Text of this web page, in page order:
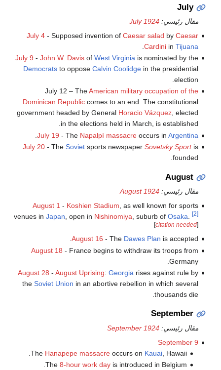
July
مقال رئيسي:July 1924
July 4- Supposed invention of Caesar salad by Caesar
Cardiniin Tijuana
July 9 - John W. Davisof West Virginia is nominated by the
Democratsto oppose Calvin Coolidgein the presidential
election.
July 12 – TheAmerican military occupation of the
Dominican Republiccomes to an end. The constitutional
government headed by General Horacio Vázquez, elected
in the elections held in March, is established.
July 19 - The Napalpí massacreoccurs in Argentina
July 20- The Sovietsports newspaper Sovetsky Sportis
founded.
August
مقال رئيسي:August 1924
August 1 - Koshien Stadium , as well known for sports
venues in Japan , open in Nishinomiya , suburb of Osaka
[2]
[citation needed]
August 16 - The Dawes Plan is accepted.
August 18 - France begins to withdraw its troops from
Germany.
August 28 - August Uprising: Georgia rises against rule by
the Soviet Union in an abortive rebellion in which several
thousands die.
September
مقال رئيسي:September 1924
September 9
The Hanapepe massacre occurs on Kauai , Hawaii.
The8-hour work day is introduced in Belgium.